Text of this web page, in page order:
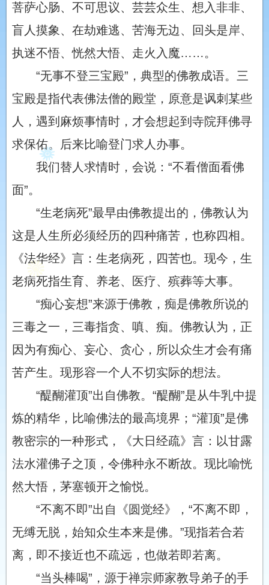
菩萨心肠、不可思议、芸芸众生、想入非非、
盲人摸象、在劫难逃、苦海无边、回头是岸、
执迷不悟、恍然大悟、走火入魔……。
“无事不登三宝殿”，典型的佛教成语。三
宝殿是指代表佛法僧的殿堂，原意是讽刺某些
人，遇到麻烦事情时，才会想起到寺院拜佛寻
求保佑。后来比喻登门求人办事。
我们替人求情时，会说：“不看僧面看佛
面”。
“生老病死”最早由佛教提出的，佛教认为
这是人生所必须经历的四种痛苦，也称四相。
《法华经》言：生老病死，四苦也。现今，生
老病死指生育、养老、医疗、殡葬等大事。
“痴心妄想”来源于佛教，痴是佛教所说的
三毒之一，三毒指贪、嗔、痴。佛教认为，正
因为有痴心、妄心、贪心，所以众生才会有痛
苦产生。现形容一个人不切实际的想法。
“醍醐灌顶”出自佛教。“醍醐”是从牛乳中提
炼的精华，比喻佛法的最高境界；“灌顶”是佛
教密宗的一种形式，《大日经疏》言：以甘露
法水灌佛子之顶，令佛种永不断故。现比喻恍
然大悟，茅塞顿开之愉悦。
“不离不即”出自《圆觉经》，“不离不即，
无缚无脱，始知众生本来是佛。”现指若合若
离，即不接近也不疏远，也做若即若离。
“当头棒喝”，源于禅宗师家教导弟子的手